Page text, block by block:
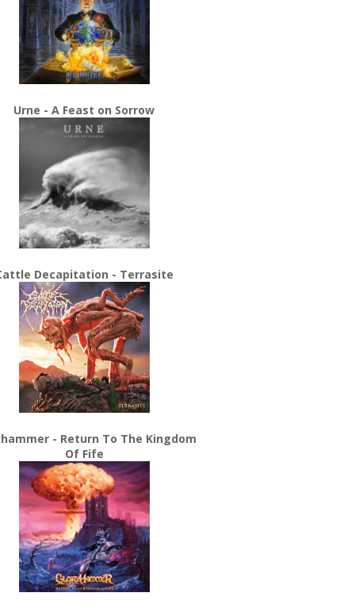
Urne - A Feast on Sorrow
Decapitation - Terrasite
- Return To The Kingdom
Of Fife